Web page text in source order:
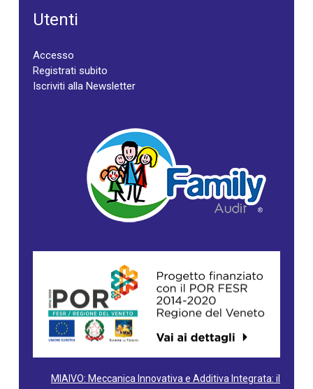
Utenti
Accesso
Registrati subito
Iscriviti alla Newsletter
MIAIVO: Meccanica Innovativa e Additiva Integrata: il